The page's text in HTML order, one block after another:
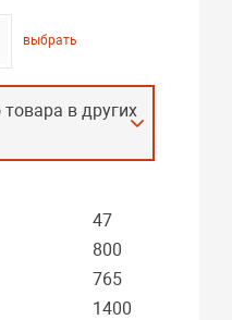
выбрать
в других
47
800
765
1400